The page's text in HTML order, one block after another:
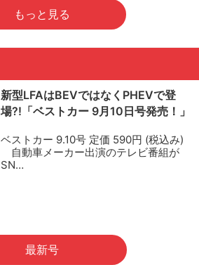
もっと見る
新型LFAはBEVではなくPHEVで登
場?!「ベストカー 9月10日号発売！」
ベストカー 9.10号 定価 590円 (税込み)
自動車メーカー出演のテレビ番組が
SN…
最新号